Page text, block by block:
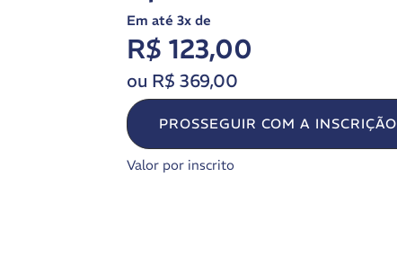
Em até 3x de
R$ 123,00
ou R$ 369,00
PROSSEGUIR COM A INSCRIÇÃO
Valor por inscrito